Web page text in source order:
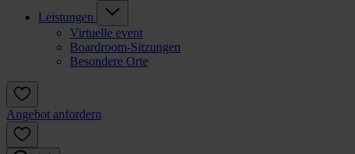
Leistungen
Virtuelle event
Boardroom-Sitzungen
Besondere Orte
Angebot anfordern